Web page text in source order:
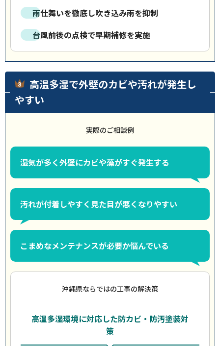
雨仕舞いを徹底し吹き込み雨を抑制
台風前後の点検で早期補修を実施
高温多湿で外壁のカビや汚れが発生し
やすい
実際のご相談例
湿気が多く外壁にカビや藻がすぐ発生する
汚れが付着しやすく見た目が悪くなりやすい
こまめなメンテナンスが必要か悩んでいる
沖縄県ならではの工事の解決策
高温多湿環境に対応した防カビ・防汚塗装対
策